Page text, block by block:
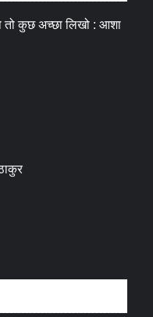
तो कुछ अच्छा लिखो : आशा